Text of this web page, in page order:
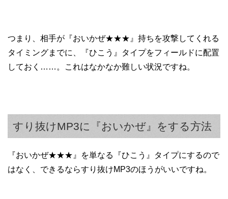
つまり、相手が『おいかぜ★★★』持ちを攻撃してくれる
タイミングまでに、『ひこう』タイプをフィールドに配置
しておく……。これはなかなか難しい状況ですね。
すり抜けMP3に『おいかぜ』をする方法
『おいかぜ★★★』を単なる『ひこう』タイプにするので
はなく、できるならすり抜けMP3のほうがいいですね。